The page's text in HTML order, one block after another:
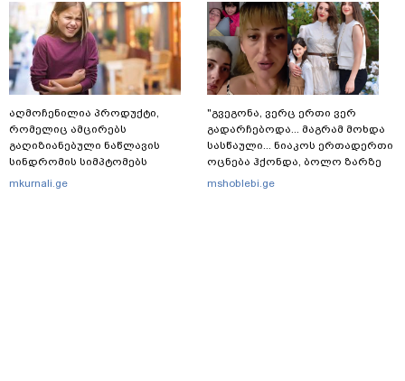
აღმოჩენილია პროდუქტი,
რომელიც ამცირებს
გაღიზიანებული ნაწლავის
სინდრომის სიმპტომებს
mkurnali.ge
"გვეგონა, ვერც ერთი ვერ
გადარჩებოდა... მაგრამ მოხდა
სასწაული... ნიაკოს ერთადერთი
ოცნება ჰქონდა, ბოლო ზარზე
მისულიყო, ჩაებარებინა და
mshoblebi.ge